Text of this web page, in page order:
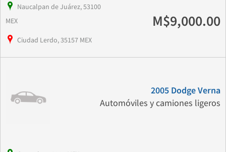
Naucalpan de Juárez, 53100
MEX
Ciudad Lerdo, 35157 MEX
M$9,000.00
2005 Dodge Verna
Automóviles y camiones ligeros